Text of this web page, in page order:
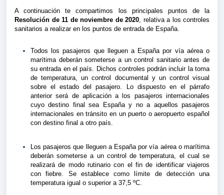
A continuación te compartimos los principales puntos de la
Resolución de 11 de noviembre de 2020, relativa a los controles
sanitarios a realizar en los puntos de entrada de España.
Todos los pasajeros que lleguen a España por vía aérea o
marítima deberán someterse a un control sanitario antes de
su entrada en el país. Dichos controles podrán incluir la toma
de temperatura, un control documental y un control visual
sobre el estado del pasajero. Lo dispuesto en el párrafo
anterior será de aplicación a los pasajeros internacionales
cuyo destino final sea España y no a aquellos pasajeros
internacionales en tránsito en un puerto o aeropuerto español
con destino final a otro país.
Los pasajeros que lleguen a España por vía aérea o marítima
deberán someterse a un control de temperatura, el cual se
realizará de modo rutinario con el fin de identificar viajeros
con fiebre. Se establece como límite de detección una
temperatura igual o superior a 37,5 ºC.